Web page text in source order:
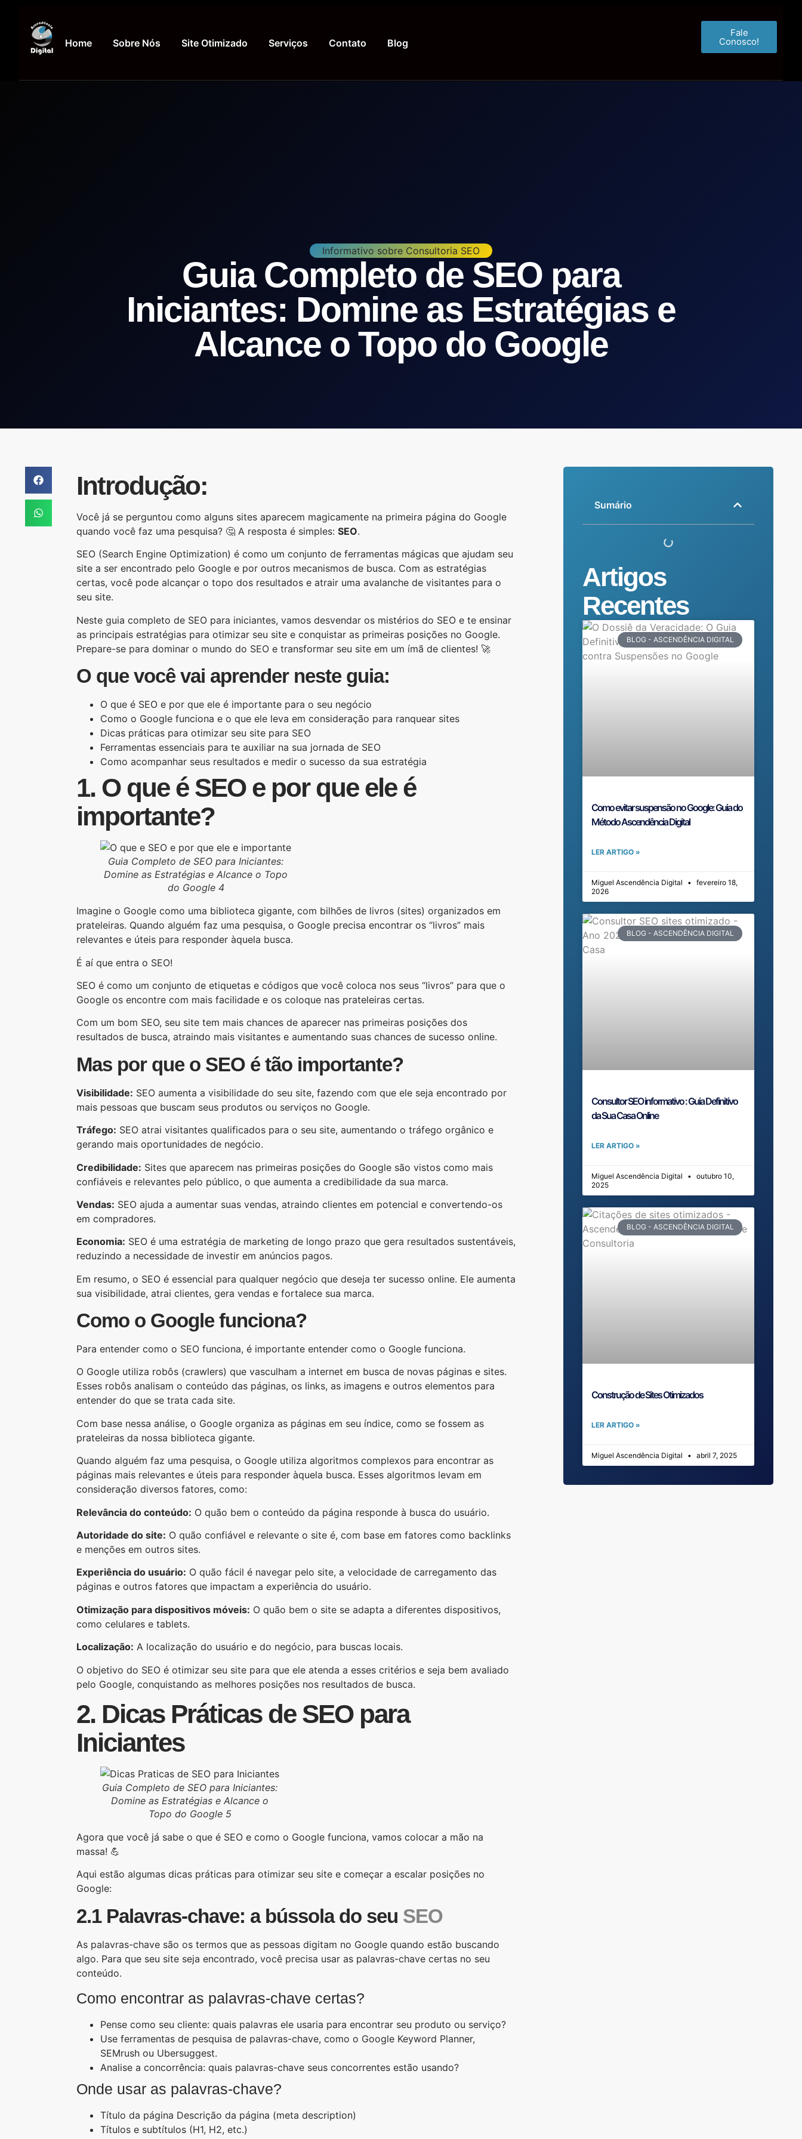
Home Sobre Nós Site Otimizado Serviços Contato Blog
Fale
Conosco!
Informativo sobre Consultoria SEO
Guia Completo de SEO para
Iniciantes: Domine as Estratégias e
Alcance o Topo do Google
Introdução:
Você já se perguntou como alguns sites aparecem magicamente na primeira página do Google
quando você faz uma pesquisa? 🤔 A resposta é simples: SEO.
SEO (Search Engine Optimization) é como um conjunto de ferramentas mágicas que ajudam seu
site a ser encontrado pelo Google e por outros mecanismos de busca. Com as estratégias
certas, você pode alcançar o topo dos resultados e atrair uma avalanche de visitantes para o
seu site.
Neste guia completo de SEO para iniciantes, vamos desvendar os mistérios do SEO e te ensinar
as principais estratégias para otimizar seu site e conquistar as primeiras posições no Google.
Prepare-se para dominar o mundo do SEO e transformar seu site em um ímã de clientes! 🚀
O que você vai aprender neste guia:
O que é SEO e por que ele é importante para o seu negócio
Como o Google funciona e o que ele leva em consideração para ranquear sites
Dicas práticas para otimizar seu site para SEO
Ferramentas essenciais para te auxiliar na sua jornada de SEO
Como acompanhar seus resultados e medir o sucesso da sua estratégia
1. O que é SEO e por que ele é
importante?
Guia Completo de SEO para Iniciantes:
Domine as Estratégias e Alcance o Topo
do Google 4
Imagine o Google como uma biblioteca gigante, com bilhões de livros (sites) organizados em
prateleiras. Quando alguém faz uma pesquisa, o Google precisa encontrar os “livros” mais
relevantes e úteis para responder àquela busca.
É aí que entra o SEO!
SEO é como um conjunto de etiquetas e códigos que você coloca nos seus “livros” para que o
Google os encontre com mais facilidade e os coloque nas prateleiras certas.
Com um bom SEO, seu site tem mais chances de aparecer nas primeiras posições dos
resultados de busca, atraindo mais visitantes e aumentando suas chances de sucesso online.
Mas por que o SEO é tão importante?
Visibilidade: SEO aumenta a visibilidade do seu site, fazendo com que ele seja encontrado por
mais pessoas que buscam seus produtos ou serviços no Google.
Tráfego: SEO atrai visitantes qualificados para o seu site, aumentando o tráfego orgânico e
gerando mais oportunidades de negócio.
Credibilidade: Sites que aparecem nas primeiras posições do Google são vistos como mais
confiáveis e relevantes pelo público, o que aumenta a credibilidade da sua marca.
Vendas: SEO ajuda a aumentar suas vendas, atraindo clientes em potencial e convertendo-os
em compradores.
Economia: SEO é uma estratégia de marketing de longo prazo que gera resultados sustentáveis,
reduzindo a necessidade de investir em anúncios pagos.
Em resumo, o SEO é essencial para qualquer negócio que deseja ter sucesso online. Ele aumenta
sua visibilidade, atrai clientes, gera vendas e fortalece sua marca.
Como o Google funciona?
Para entender como o SEO funciona, é importante entender como o Google funciona.
O Google utiliza robôs (crawlers) que vasculham a internet em busca de novas páginas e sites.
Esses robôs analisam o conteúdo das páginas, os links, as imagens e outros elementos para
entender do que se trata cada site.
Com base nessa análise, o Google organiza as páginas em seu índice, como se fossem as
prateleiras da nossa biblioteca gigante.
Quando alguém faz uma pesquisa, o Google utiliza algoritmos complexos para encontrar as
páginas mais relevantes e úteis para responder àquela busca. Esses algoritmos levam em
consideração diversos fatores, como:
Relevância do conteúdo: O quão bem o conteúdo da página responde à busca do usuário.
Autoridade do site: O quão confiável e relevante o site é, com base em fatores como backlinks
e menções em outros sites.
Experiência do usuário: O quão fácil é navegar pelo site, a velocidade de carregamento das
páginas e outros fatores que impactam a experiência do usuário.
Otimização para dispositivos móveis: O quão bem o site se adapta a diferentes dispositivos,
como celulares e tablets.
Localização: A localização do usuário e do negócio, para buscas locais.
O objetivo do SEO é otimizar seu site para que ele atenda a esses critérios e seja bem avaliado
pelo Google, conquistando as melhores posições nos resultados de busca.
2. Dicas Práticas de SEO para
Iniciantes
Guia Completo de SEO para Iniciantes:
Domine as Estratégias e Alcance o
Topo do Google 5
Agora que você já sabe o que é SEO e como o Google funciona, vamos colocar a mão na
massa! 💪
Aqui estão algumas dicas práticas para otimizar seu site e começar a escalar posições no
Google:
2.1 Palavras-chave: a bússola do seu SEO
As palavras-chave são os termos que as pessoas digitam no Google quando estão buscando
algo. Para que seu site seja encontrado, você precisa usar as palavras-chave certas no seu
conteúdo.
Como encontrar as palavras-chave certas?
Pense como seu cliente: quais palavras ele usaria para encontrar seu produto ou serviço?
Use ferramentas de pesquisa de palavras-chave, como o Google Keyword Planner,
SEMrush ou Ubersuggest.
Analise a concorrência: quais palavras-chave seus concorrentes estão usando?
Onde usar as palavras-chave?
Título da página Descrição da página (meta description)
Títulos e subtítulos (H1, H2, etc.)
Sumário
Artigos
Recentes
BLOG - ASCENDÊNCIA DIGITAL
Como evitar suspensão no Google: Guia do
Método Ascendência Digital
LER ARTIGO »
Miguel Ascendência Digital
fevereiro 18,
2026
BLOG - ASCENDÊNCIA DIGITAL
Consultor SEO informativo : Guia Definitivo
da Sua Casa Online
LER ARTIGO »
Miguel Ascendência Digital
outubro 10,
2025
BLOG - ASCENDÊNCIA DIGITAL
Construção de Sites Otimizados
LER ARTIGO »
Miguel Ascendência Digital abril 7, 2025